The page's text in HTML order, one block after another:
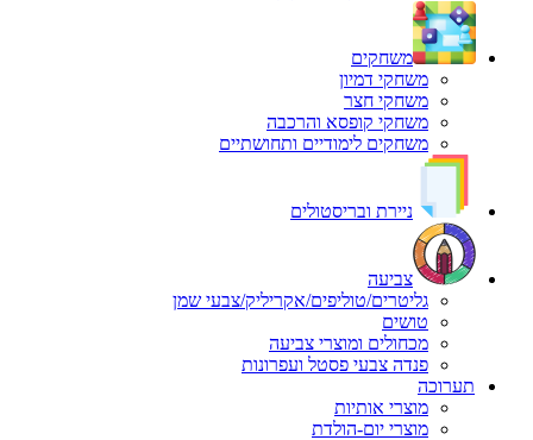
משחקים
משחקי דמיון
משחקי חצר
משחקי קופסא והרכבה
משחקים לימודיים ותחושתיים
ניירת ובריסטולים
צביעה
גליטרים/טוליפים/אקריליק/צבעי שמן
טושים
מכחולים ומוצרי צביעה
פנדה צבעי פסטל ועפרונות
תערוכה
מוצרי אותיות
מוצרי יום-הולדת